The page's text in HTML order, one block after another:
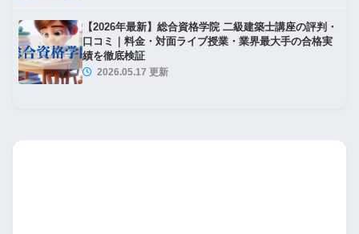
法規 No.14 用途地域等② 図形形式
【2026年最新】総合資格学院 二級建築士講座の評判・
口コミ｜料金・対面ライブ授業・業界最大手の合格実
績を徹底検証
2026.05.17 更新